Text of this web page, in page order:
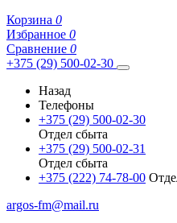
Корзина 0
Избранное 0
Сравнение 0
+375 (29) 500-02-30
Назад
Телефоны
+375 (29) 500-02-30
Отдел сбыта
+375 (29) 500-02-31
Отдел сбыта
+375 (222) 74-78-00
argos-fm@mail.ru